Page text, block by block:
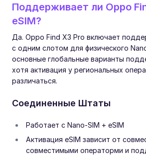
Поддерживает ли Oppo
eSIM?
Да. Oppo Find X3 Pro включает
с одним слотом для физического
основные глобальные варианты
хотя активация у региональных
различаться.
Соединенные Штаты
Работает с Nano-SIM + eSIM
Активация eSIM зависит от
совместимыми операторми и